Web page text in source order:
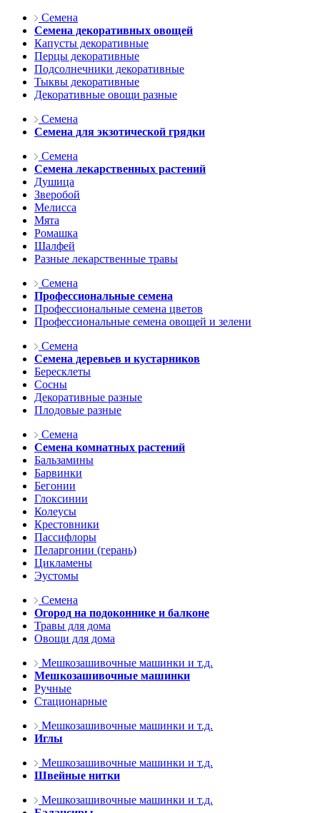
Семена
Семена декоративных овощей
Капусты декоративные
Перцы декоративные
Подсолнечники декоративные
Тыквы декоративные
Декоративные овощи разные
Семена
Семена для экзотической грядки
Семена
Семена лекарственных растений
Душица
Зверобой
Мелисса
Мята
Ромашка
Шалфей
Разные лекарственные травы
Семена
Профессиональные семена
Профессиональные семена цветов
Профессиональные семена овощей и зелени
Семена
Семена деревьев и кустарников
Бересклеты
Сосны
Декоративные разные
Плодовые разные
Семена
Семена комнатных растений
Бальзамины
Барвинки
Бегонии
Глоксинии
Колеусы
Крестовники
Пассифлоры
Пеларгонии (герань)
Цикламены
Эустомы
Семена
Огород на подоконнике и балконе
Травы для дома
Овощи для дома
Мешкозашивочные машинки и т.д.
Мешкозашивочные машинки
Ручные
Стационарные
Мешкозашивочные машинки и т.д.
Иглы
Мешкозашивочные машинки и т.д.
Швейные нитки
Мешкозашивочные машинки и т.д.